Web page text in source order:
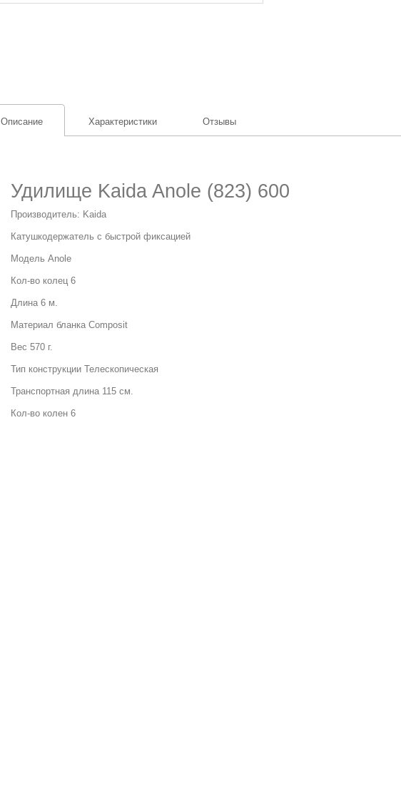
Описание Характеристики Отзывы
Удилище Kaida Anole (823) 600
Производитель: Kaida
Катушкодержатель c быстрой фиксацией
Модель Anole
Кол-во колец 6
Длина 6 м.
Материал бланка Composit
Вес 570 г.
Тип конструкции Телескопическая
Транспортная длина 115 см.
Кол-во колен 6